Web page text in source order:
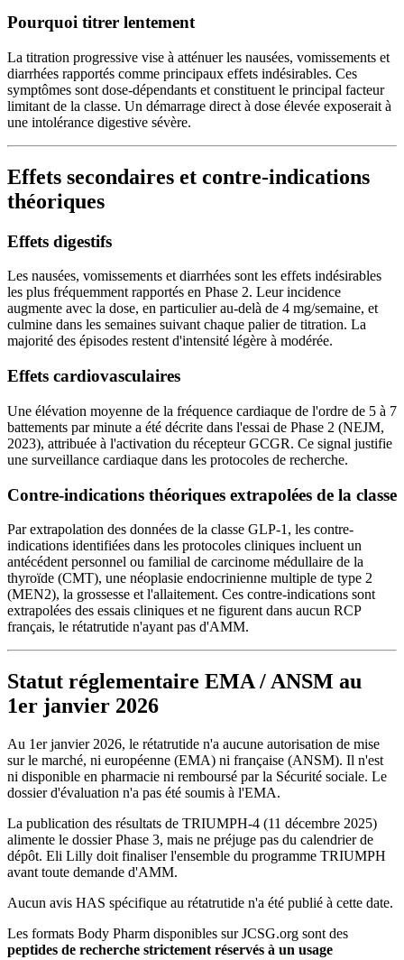
Pourquoi titrer lentement
La titration progressive vise à atténuer les nausées, vomissements et
diarrhées rapportés comme principaux effets indésirables. Ces
symptômes sont dose-dépendants et constituent le principal facteur
limitant de la classe. Un démarrage direct à dose élevée exposerait à
une intolérance digestive sévère.
Effets secondaires et contre-indications
théoriques
Effets digestifs
Les nausées, vomissements et diarrhées sont les effets indésirables
les plus fréquemment rapportés en Phase 2. Leur incidence
augmente avec la dose, en particulier au-delà de 4 mg/semaine, et
culmine dans les semaines suivant chaque palier de titration. La
majorité des épisodes restent d'intensité légère à modérée.
Effets cardiovasculaires
Une élévation moyenne de la fréquence cardiaque de l'ordre de 5 à 7
battements par minute a été décrite dans l'essai de Phase 2 (NEJM,
2023), attribuée à l'activation du récepteur GCGR. Ce signal justifie
une surveillance cardiaque dans les protocoles de recherche.
Contre-indications théoriques extrapolées de la classe
Par extrapolation des données de la classe GLP-1, les contre-
indications identifiées dans les protocoles cliniques incluent un
antécédent personnel ou familial de carcinome médullaire de la
thyroïde (CMT), une néoplasie endocrinienne multiple de type 2
(MEN2), la grossesse et l'allaitement. Ces contre-indications sont
extrapolées des essais cliniques et ne figurent dans aucun RCP
français, le rétatrutide n'ayant pas d'AMM.
Statut réglementaire EMA / ANSM au
1er janvier 2026
Au 1er janvier 2026, le rétatrutide n'a aucune autorisation de mise
sur le marché, ni européenne (EMA) ni française (ANSM). Il n'est
ni disponible en pharmacie ni remboursé par la Sécurité sociale. Le
dossier d'évaluation n'a pas été soumis à l'EMA.
La publication des résultats de TRIUMPH-4 (11 décembre 2025)
alimente le dossier Phase 3, mais ne préjuge pas du calendrier de
dépôt. Eli Lilly doit finaliser l'ensemble du programme TRIUMPH
avant toute demande d'AMM.
Aucun avis HAS spécifique au rétatrutide n'a été publié à cette date.
Les formats Body Pharm disponibles sur JCSG.org sont des
peptides de recherche strictement réservés à un usage